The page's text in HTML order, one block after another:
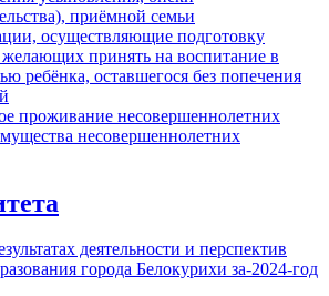
приёмной семьи
осуществляющие подготовку
принять на воспитание в
ребёнка, оставшегося без попечения
проживание несовершеннолетних
несовершеннолетних
деятельности и перспектив
города Белокурихи за-2024-год